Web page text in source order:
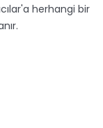
herhangi bir